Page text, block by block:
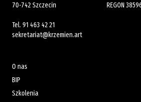
70-742 Szczecin
Tel. 91 463 42 21
sekretariat@krzemien.art
REGON
O nas
BIP
Szkolenia